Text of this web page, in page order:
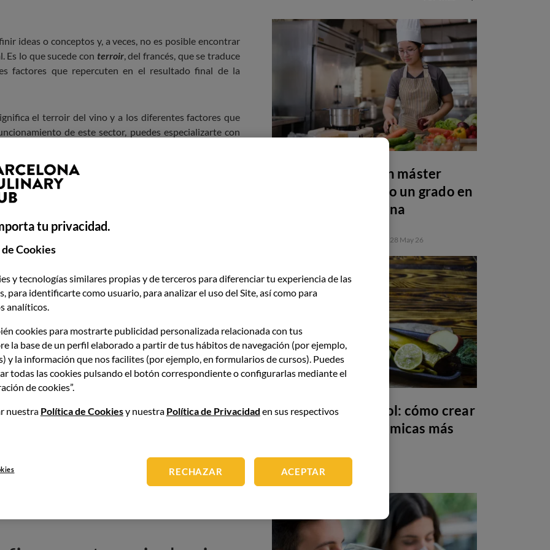
ideas o conceptos y, a veces, no es posible encontrar
Es lo que sucede con terroir, del francés, que se traduce
factores que repercuten en el resultado final de la
el terroir del vino y a los diferentes factores que
de este sector, puedes especializarte con
terruño o terroir del
que incluye lascondiciones naturales y humanas
vino. Es decir, que no se trata únicamente de las
Sino que también se tienen en cuenta el clima, la
de quienes trabajan la uva para elaborar vino. Toda
de
de un vino o las
denominaciones de
como el alma de una bodega. Es lo que hace
a otro producido en una zona distinta,incluso si se
técnicas de vinificación. El terroir es una expresión del
que otorgan al vino su autenticidad y carácter
Por qué estudiar un máster
después de una FP o un grado en
gastronomía y cocina
28 May 26
Maridaje sin alcohol: cómo crear
armonías gastronómicas más
GASTRONOMÍA
tu privacidad.
Cookies
y tecnologías similares propias y de terceros para diferenciar tu experiencia de las
para identificarte como usuario, para analizar el uso del Site, así como para
analíticos.
cookies para mostrarte publicidad personalizada relacionada con tus
la base de un perfil elaborado a partir de tus hábitos de navegación (por ejemplo,
y la información que nos facilites (por ejemplo, en formularios de cursos). Puedes
todas las cookies pulsando el botón correspondiente o configurarlas mediante el
de cookies”.
nuestra Política de Cookiesy nuestra Política de Privacidad en sus respectivos
RECHAZAR ACEPTAR